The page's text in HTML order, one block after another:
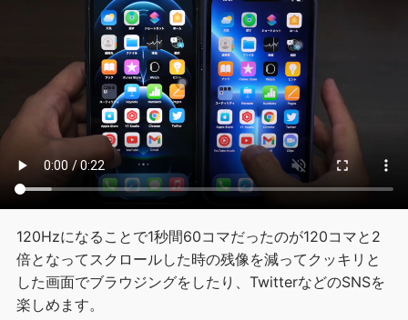
120Hzになることで1秒間60コマだったのが120コマと2
倍となってスクロールした時の残像を減ってクッキリと
した画面でブラウジングをしたり、TwitterなどのSNSを
楽しめます。